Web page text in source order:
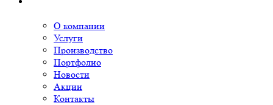
О компании
Услуги
Производство
Портфолио
Новости
Акции
Контакты